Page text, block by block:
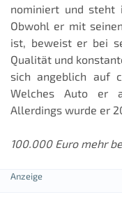
nominiert und steht
Obwohl er mit
ist, beweist er bei
Qualität und
sich angeblich auf
Welches Auto er
Allerdings wurde er
100.000 Euro mehr